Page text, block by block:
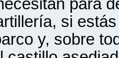
para
si
y, sobre